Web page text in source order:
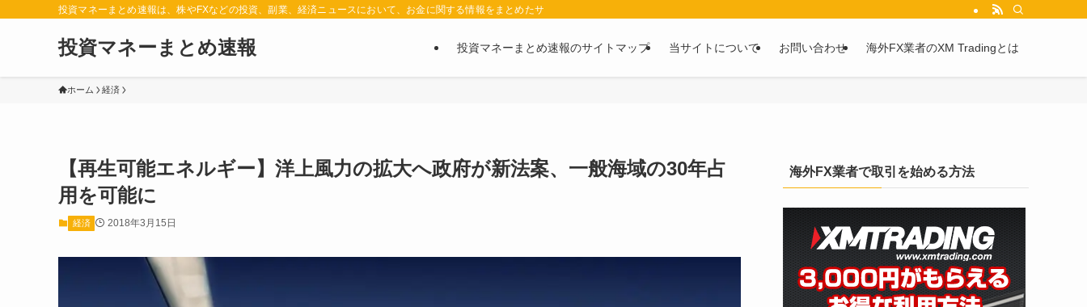
投資マネーまとめ速報は、株やFXなどの投資、副業、経済ニュースにおいて、お金に関する情報をまとめたサイトです。お金に関する情報の口コミや評判を2chや5chからピックアップしています。
投資マネーまとめ速報 投資マネーまとめ速報のサイトマップ 当サイトについて お問い合わせ 海外FX業者のXM Tradingとは
ホーム 経済
【再生可能エネルギー】洋上風力の拡大へ政府が新法案、一般海域の30年占
用を可能に
経済 2018年3月15日
海外FX業者で取引を始める方法